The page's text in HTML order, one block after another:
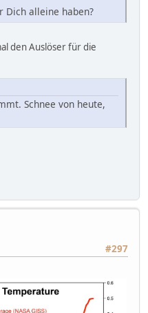
Dich alleine haben?
den Auslöser für die
Schnee von heute,
#297